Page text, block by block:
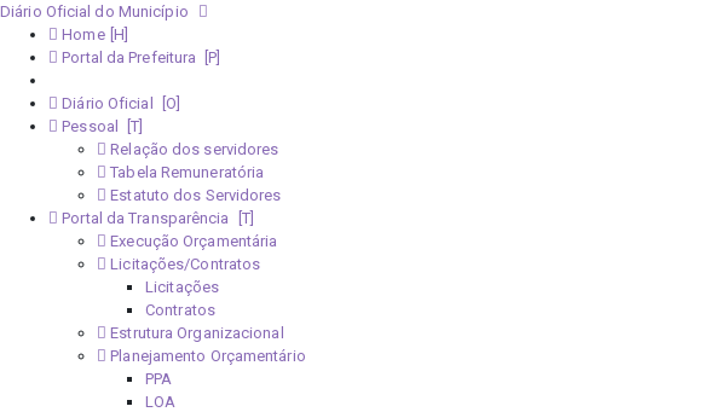
Diário Oficial do Município
Home
Portal da Prefeitura
Diário Oficial
Pessoal
Relação dos servidores
Tabela Remuneratória
Estatuto dos Servidores
Portal da Transparência
Execução Orçamentária
Licitações/Contratos
Licitações
Contratos
Estrutura Organizacional
Planejamento Orçamentário
PPA
LOA